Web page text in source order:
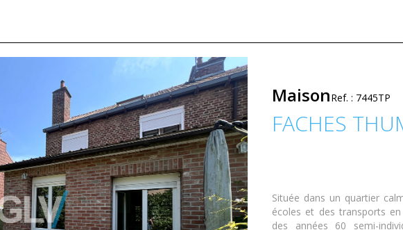
MaisonRef. : 7445TP
FACHES
Située dans un quartier
écoles et des transports
des années 60 semi-